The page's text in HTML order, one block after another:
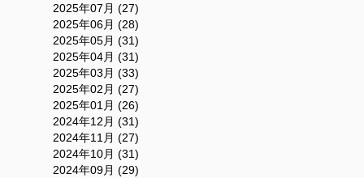
2025年07月 (27)
2025年06月 (28)
2025年05月 (31)
2025年04月 (31)
2025年03月 (33)
2025年02月 (27)
2025年01月 (26)
2024年12月 (31)
2024年11月 (27)
2024年10月 (31)
2024年09月 (29)